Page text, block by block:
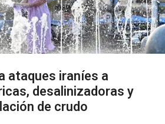
ataques iraníes a
desalinizadoras y
de crudo